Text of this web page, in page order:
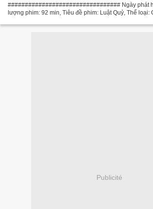
################################# Ngày phát
lượng phim: 92 min, Tiêu đề phim: Luật Quỷ, Thể loại:
Publicité